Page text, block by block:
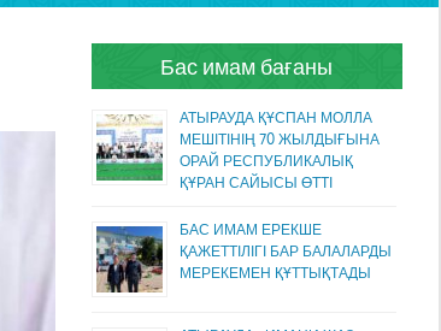
Бас имам бағаны
АТЫРАУДА ҚҰСПАН МОЛЛА
МЕШІТІНІҢ 70 ЖЫЛДЫҒЫНА
ОРАЙ РЕСПУБЛИКАЛЫҚ
ҚҰРАН САЙЫСЫ ӨТТІ
БАС ИМАМ ЕРЕКШЕ
ҚАЖЕТТІЛІГІ БАР БАЛАЛАРДЫ
МЕРЕКЕМЕН ҚҰТТЫҚТАДЫ